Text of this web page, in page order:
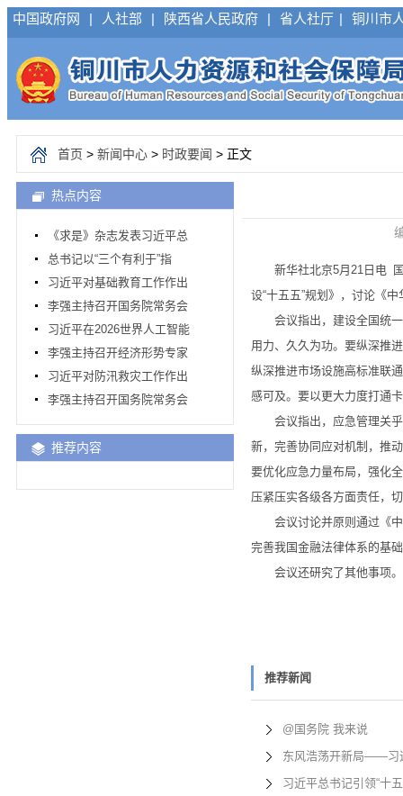
中国政府网 | 人社部 | 陕西省人民政府 | 省人社厅 | 铜川市
首页 > 新闻中心 > 时政要闻 > 正文
热点内容
《求是》杂志发表习近平总
总书记以“三个有利于”指
习近平对基础教育工作作出
李强主持召开国务院常务会
习近平在2026世界人工智能
李强主持召开经济形势专家
习近平对防汛救灾工作作出
李强主持召开国务院常务会
推荐内容
新华社北京5月21日电 国
设“十五五”规划》，讨论《
会议指出，建设全国统一
用力、久久为功。要纵深推
纵深推进市场设施高标准联
感可及。要以更大力度打通
会议指出，应急管理关乎
新，完善协同应对机制，推
要优化应急力量布局，强化
压紧压实各级各方面责任，
会议讨论并原则通过《中
完善我国金融法律体系的基
会议还研究了其他事项。
推荐新闻
@国务院 我来说
东风浩荡开新局——习
习近平总书记引领“十